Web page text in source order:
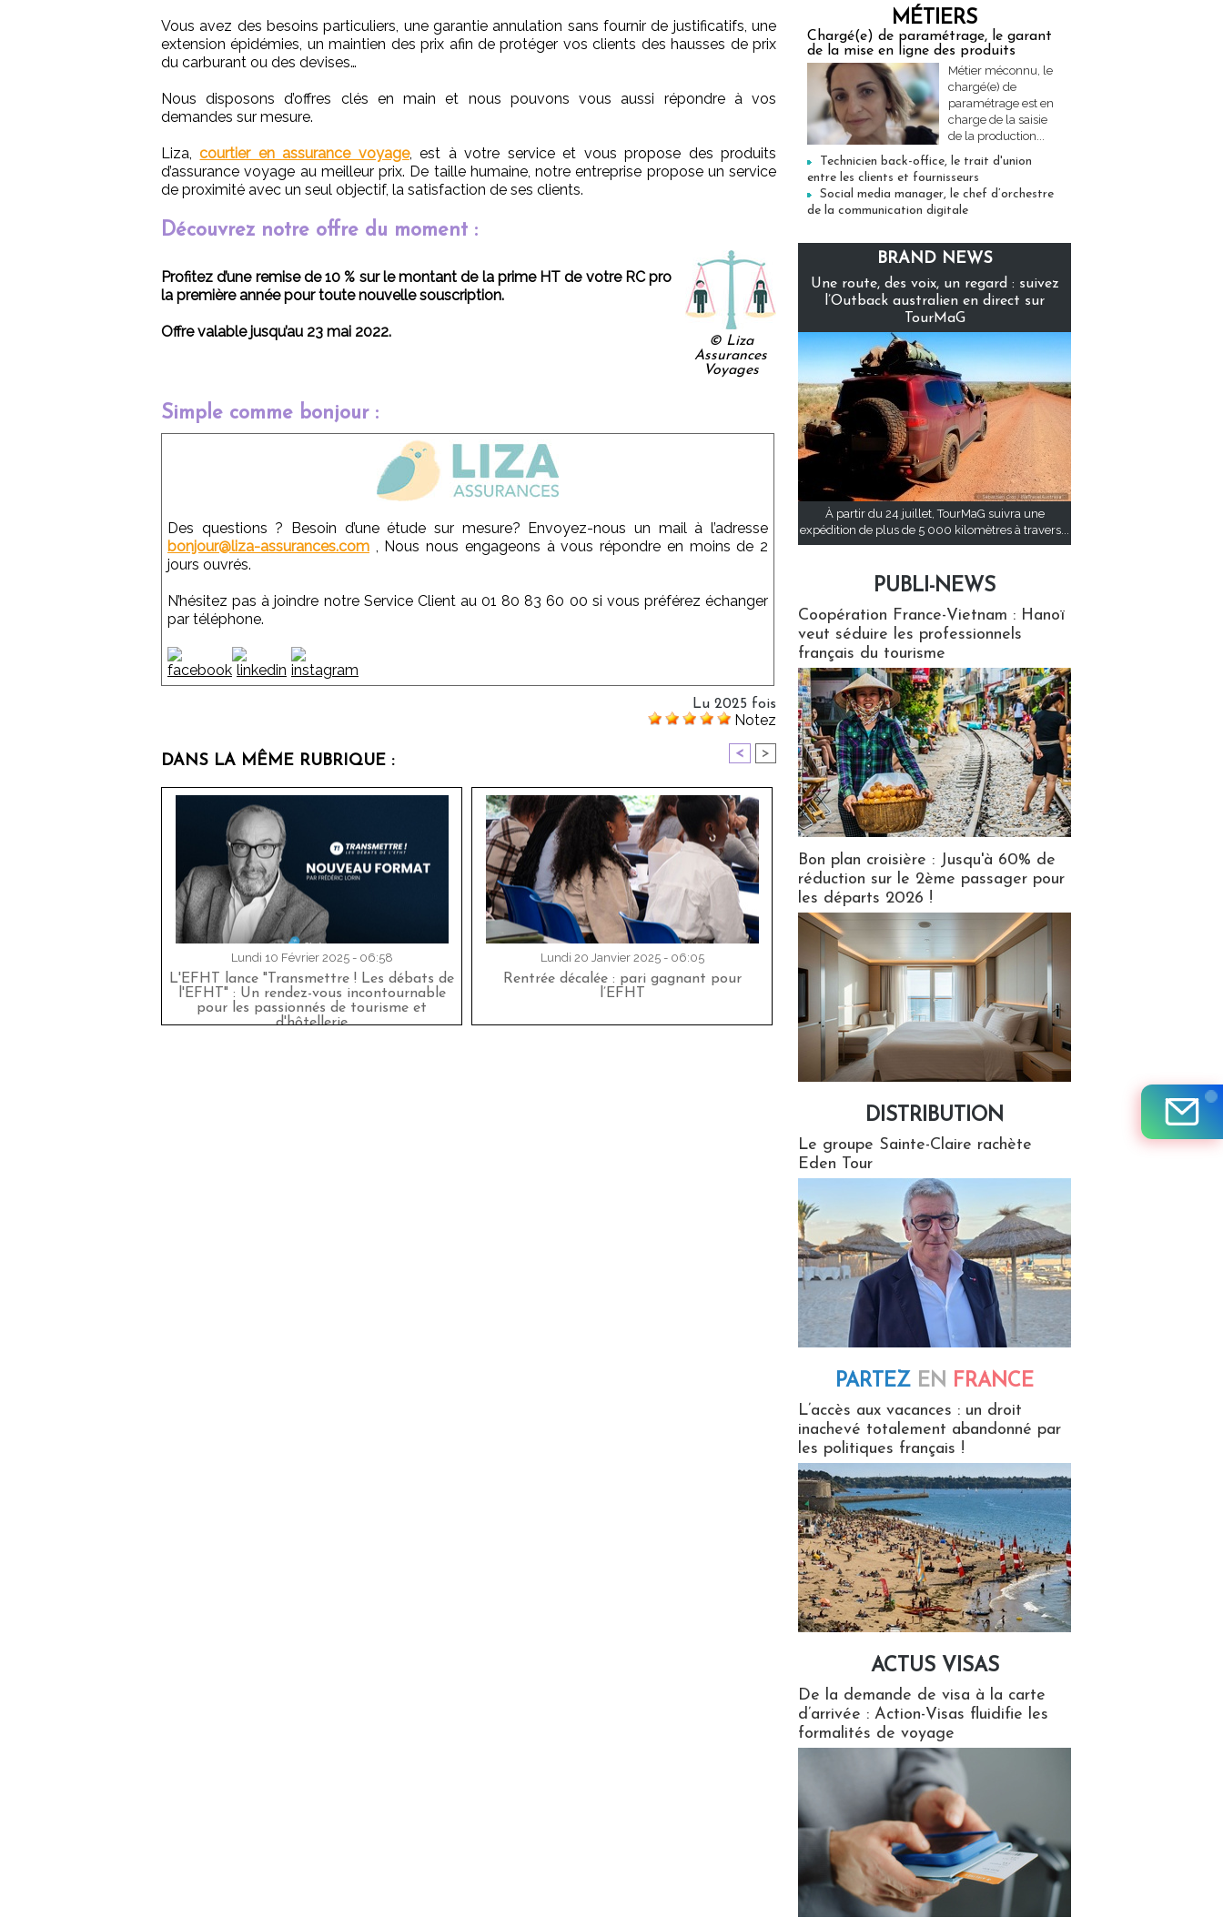
Vous avez des besoins particuliers, une garantie annulation sans fournir de justificatifs, une
extension épidémies, un maintien des prix afin de protéger vos clients des hausses de prix
du carburant ou des devises…
Nous disposons d’offres clés en main et nous pouvons vous aussi répondre à vos
demandes sur mesure.
Liza,courtier en assurance voyage, est à votre service et vous propose des produits
d’assurance voyage au meilleur prix. De taille humaine, notre entreprise propose un service
de proximité avec un seul objectif, la satisfaction de ses clients.
Découvrez notre offre du moment :
© Liza
Assurances
Voyages
Profitez d’une remise de 10 % sur le montant de la prime HT de votre RC pro
la première année pour toute nouvelle souscription.
Offre valable jusqu’au 23 mai 2022.
Simple comme bonjour :
Des questions ? Besoin d’une étude sur mesure? Envoyez-nous un mail à l’adresse
bonjour@liza-assurances.com , Nous nous engageons à vous répondre en moins de 2
jours ouvrés.
N’hésitez pas à joindre notre Service Client au 01 80 83 60 00 si vous préférez échanger
par téléphone.
Lu 2025 fois
Notez
DANS LA MÊME RUBRIQUE : < >
Lundi 10 Février 2025 - 06:58
L'EFHT lance "Transmettre ! Les débats de
l'EFHT" : Un rendez-vous incontournable
pour les passionnés de tourisme et
d'hôtellerie
Lundi 20 Janvier 2025 - 06:05
Rentrée décalée : pari gagnant pour
l’EFHT
MÉTIERS
Chargé(e) de paramétrage, le garant
de la mise en ligne des produits
Métier méconnu, le
chargé(e) de
paramétrage est en
charge de la saisie
de la production...
Technicien back-office, le trait d'union
entre les clients et fournisseurs
Social media manager, le chef d’orchestre
de la communication digitale
BRAND NEWS
Une route, des voix, un regard : suivez
l’Outback australien en direct sur
TourMaG
À partir du 24 juillet, TourMaG suivra une
expédition de plus de 5 000 kilomètres à travers...
PUBLI-NEWS
Coopération France-Vietnam : Hanoï
veut séduire les professionnels
français du tourisme
Bon plan croisière : Jusqu'à 60% de
réduction sur le 2ème passager pour
les départs 2026 !
DISTRIBUTION
Le groupe Sainte-Claire rachète
Eden Tour
PARTEZ EN FRANCE
L’accès aux vacances : un droit
inachevé totalement abandonné par
les politiques français !
ACTUS VISAS
De la demande de visa à la carte
d’arrivée : Action-Visas fluidifie les
formalités de voyage